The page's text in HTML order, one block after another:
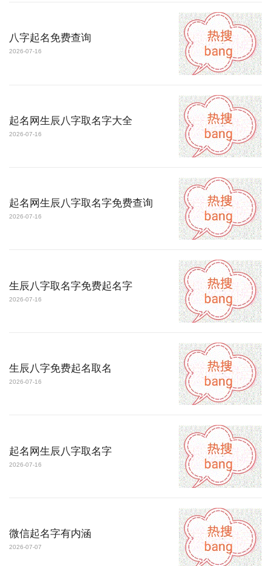
八字起名免费查询
2026-07-16
起名网生辰八字取名字大全
2026-07-16
起名网生辰八字取名字免费查询
2026-07-16
生辰八字取名字免费起名字
2026-07-16
生辰八字免费起名取名
2026-07-16
起名网生辰八字取名字
2026-07-16
微信起名字有内涵
2026-07-07